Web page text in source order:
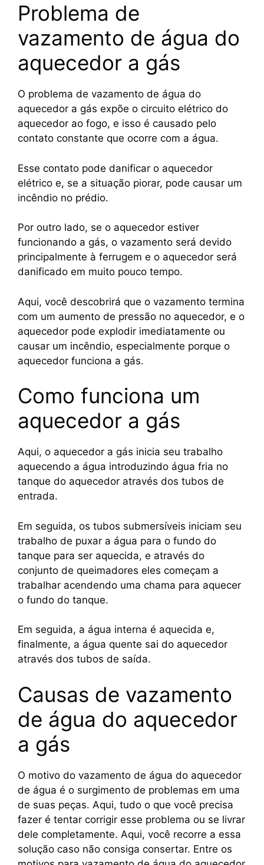
Problema de
vazamento de água do
aquecedor a gás
O problema de vazamento de água do
aquecedor a gás expõe o circuito elétrico do
aquecedor ao fogo, e isso é causado pelo
contato constante que ocorre com a água.
Esse contato pode danificar o aquecedor
elétrico e, se a situação piorar, pode causar um
incêndio no prédio.
Por outro lado, se o aquecedor estiver
funcionando a gás, o vazamento será devido
principalmente à ferrugem e o aquecedor será
danificado em muito pouco tempo.
Aqui, você descobrirá que o vazamento termina
com um aumento de pressão no aquecedor, e o
aquecedor pode explodir imediatamente ou
causar um incêndio, especialmente porque o
aquecedor funciona a gás.
Como funciona um
aquecedor a gás
Aqui, o aquecedor a gás inicia seu trabalho
aquecendo a água introduzindo água fria no
tanque do aquecedor através dos tubos de
entrada.
Em seguida, os tubos submersíveis iniciam seu
trabalho de puxar a água para o fundo do
tanque para ser aquecida, e através do
conjunto de queimadores eles começam a
trabalhar acendendo uma chama para aquecer
o fundo do tanque.
Em seguida, a água interna é aquecida e,
finalmente, a água quente sai do aquecedor
através dos tubos de saída.
Causas de vazamento
de água do aquecedor
a gás
O motivo do vazamento de água do aquecedor
de água é o surgimento de problemas em uma
de suas peças. Aqui, tudo o que você precisa
fazer é tentar corrigir esse problema ou se livrar
dele completamente. Aqui, você recorre a essa
solução caso não consiga consertar. Entre os